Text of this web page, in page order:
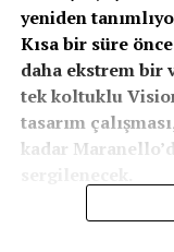
yeniden
Kısa bir süre
daha ekstrem bir
tek koltuklu
tasarım
kadar